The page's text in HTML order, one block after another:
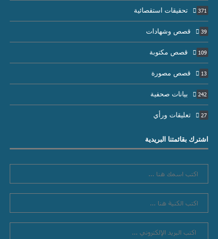
تحقيقات استقصائية 371
قصص وشهادات 39
قصص مكتوبة 109
قصص مصورة 13
بيانات صحفية 242
تعليقات ورأي 27
اشترك بقائمتنا البريدية